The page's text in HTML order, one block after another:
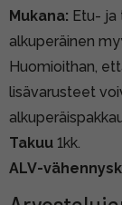
Mukana: Etu- ja
alkuperäinen
Huomioithan,
lisävarusteet
Takuu 1kk.
ALV-